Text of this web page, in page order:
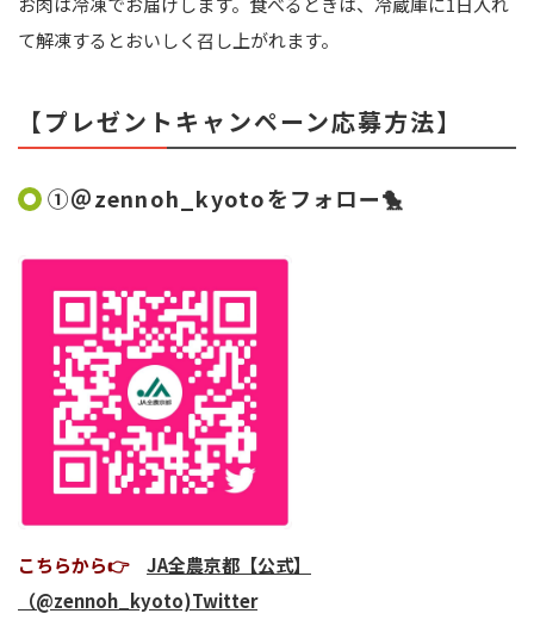
て解凍するとおいしく召し上がれます。
【プレゼントキャンペーン応募方法】
①＠zennoh_kyotoをフォロー🐤
こちらから👉 JA全農京都【公式】
（@zennoh_kyoto)Twitter